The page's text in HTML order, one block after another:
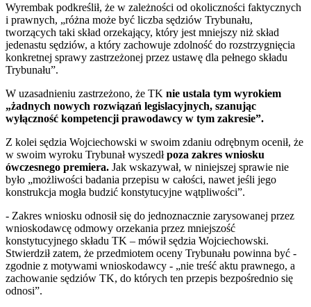
Wyrembak podkreślił, że w zależności od okoliczności faktycznych
i prawnych, „różna może być liczba sędziów Trybunału,
tworzących taki skład orzekający, który jest mniejszy niż skład
jedenastu sędziów, a który zachowuje zdolność do rozstrzygnięcia
konkretnej sprawy zastrzeżonej przez ustawę dla pełnego składu
Trybunału”.
W uzasadnieniu zastrzeżono, że TK nie ustala tym wyrokiem
„żadnych nowych rozwiązań legislacyjnych, szanując
wyłączność kompetencji prawodawcy w tym zakresie”.
Z kolei sędzia Wojciechowski w swoim zdaniu odrębnym ocenił, że
w swoim wyroku Trybunał wyszedłpoza zakres wniosku
ówczesnego premiera. Jak wskazywał, w niniejszej sprawie nie
było „możliwości badania przepisu w całości, nawet jeśli jego
konstrukcja mogła budzić konstytucyjne wątpliwości”.
- Zakres wniosku odnosił się do jednoznacznie zarysowanej przez
wnioskodawcę odmowy orzekania przez mniejszość
konstytucyjnego składu TK – mówił sędzia Wojciechowski.
Stwierdził zatem, że przedmiotem oceny Trybunału powinna być -
zgodnie z motywami wnioskodawcy - „nie treść aktu prawnego, a
zachowanie sędziów TK, do których ten przepis bezpośrednio się
odnosi”.